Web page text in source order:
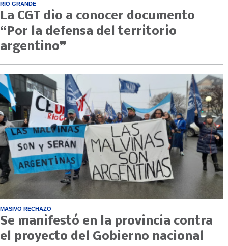
RIO GRANDE
La CGT dio a conocer documento
“Por la defensa del territorio
argentino”
MASIVO RECHAZO
Se manifestó en la provincia contra
el proyecto del Gobierno nacional